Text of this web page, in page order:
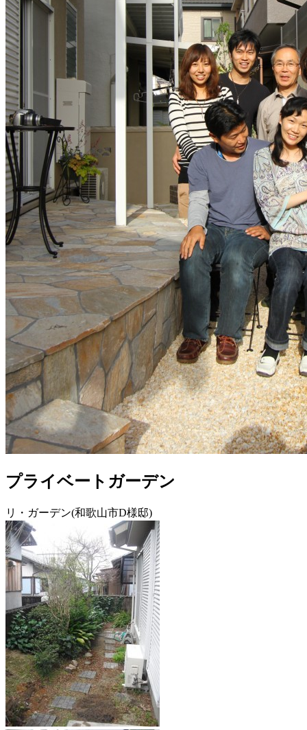
プライベートガーデン
リ・ガーデン(和歌山市D様邸)